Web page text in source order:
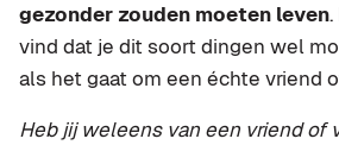
gezonder zouden moeten leven
vind dat je dit soort dingen wel
als het gaat om een échte vriend
Heb jij weleens van een vriend of